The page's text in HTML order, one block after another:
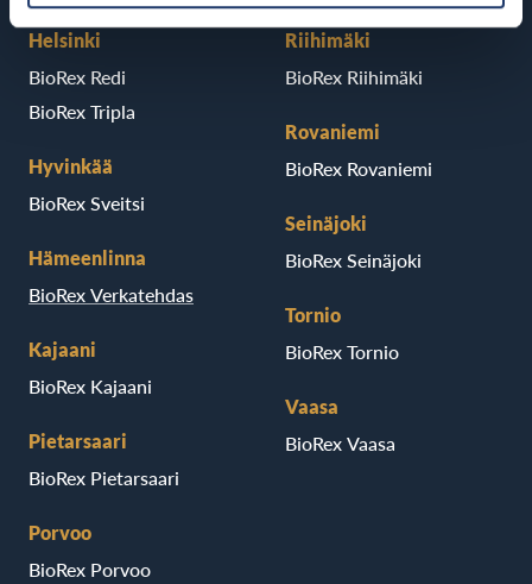
Helsinki
BioRex Redi
BioRex Tripla
Hyvinkää
BioRex Sveitsi
Hämeenlinna
BioRex Verkatehdas
Kajaani
BioRex Kajaani
Pietarsaari
BioRex Pietarsaari
Porvoo
BioRex Porvoo
Riihimäki
BioRex Riihimäki
Rovaniemi
BioRex Rovaniemi
Seinäjoki
BioRex Seinäjoki
Tornio
BioRex Tornio
Vaasa
BioRex Vaasa